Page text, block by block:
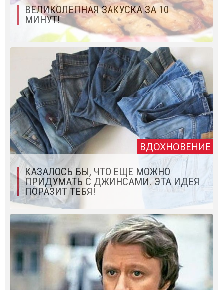
ВЕЛИКОЛЕПНАЯ ЗАКУСКА ЗА 10
МИНУТ!
ВДОХНОВЕНИЕ
КАЗАЛОСЬ БЫ, ЧТО ЕЩЕ МОЖНО
ПРИДУМАТЬ С ДЖИНСАМИ. ЭТА ИДЕЯ
ПОРАЗИТ ТЕБЯ!